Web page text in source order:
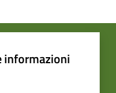
informazioni